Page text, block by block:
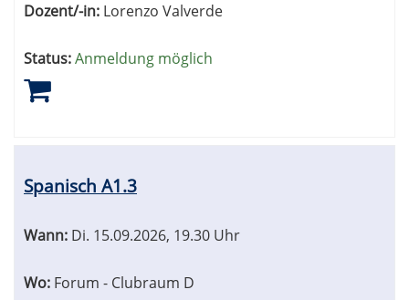
Dozent/-in: Lorenzo Valverde
Status:Anmeldung möglich
Spanisch A1.3
Wann: Di. 15.09.2026, 19.30 Uhr
Wo: Forum - Clubraum D